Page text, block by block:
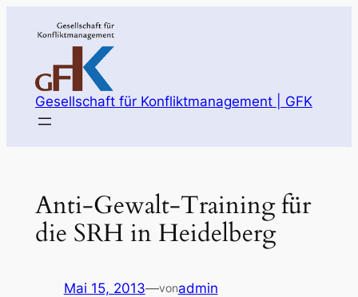
Inhalt
Gesellschaft für Konfliktmanagement | GFK
Anti-Gewalt-Training für
die SRH in Heidelberg
Mai 15, 2013—vonadmin